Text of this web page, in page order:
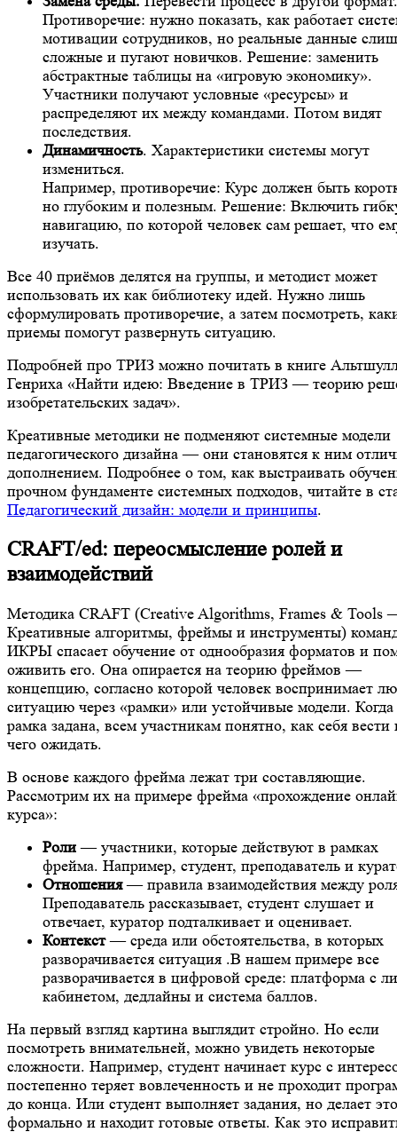
Противоречие: нужно показать, как работает
мотивации сотрудников, но реальные данные
сложные и пугают новичков. Решение: заменить
абстрактные таблицы на «игровую экономику».
Участники получают условные «ресурсы» и
распределяют их между командами. Потом видят
последствия.
Динамичность. Характеристики системы могут
измениться.
Например, противоречие: Курс должен быть
но глубоким и полезным. Решение: Включить
навигацию, по которой человек сам решает, что
изучать.
Все 40 приёмов делятся на группы, и методист может
использовать их как библиотеку идей. Нужно лишь
сформулировать противоречие, а затем посмотреть,
приемы помогут развернуть ситуацию.
Подробней про ТРИЗ можно почитать в книге
Генриха «Найти идею: Введение в ТРИЗ — теорию
изобретательских задач».
Креативные методики не подменяют системные модели
педагогического дизайна — они становятся к ним
дополнением. Подробнее о том, как выстраивать
прочном фундаменте системных подходов, читайте в
Педагогический дизайн: модели и принципы.
CRAFT/ed: переосмысление ролей и
взаимодействий
Методика CRAFT (Creative Algorithms, Frames & Tools
Креативные алгоритмы, фреймы и инструменты)
ИКРЫ спасает обучение от однообразия форматов и
оживить его. Она опирается на теорию фреймов —
концепцию, согласно которой человек воспринимает
ситуацию через «рамки» или устойчивые модели. Когда
рамка задана, всем участникам понятно, как себя вести
чего ожидать.
В основе каждого фрейма лежат три составляющие.
Рассмотрим их на примере фрейма «прохождение
курса»:
Роли— участники, которые действуют в рамках
фрейма. Например, студент, преподаватель и
Отношения— правила взаимодействия между
Преподаватель рассказывает, студент слушает и
отвечает, куратор подталкивает и оценивает.
Контекст— среда или обстоятельства, в которых
разворачивается ситуация .В нашем примере все
разворачивается в цифровой среде: платформа с
кабинетом, дедлайны и система баллов.
На первый взгляд картина выглядит стройно. Но если
посмотреть внимательней, можно увидеть некоторые
сложности. Например, студент начинает курс с
постепенно теряет вовлеченность и не проходит
до конца. Или студент выполняет задания, но делает это
формально и находит готовые ответы. Как это